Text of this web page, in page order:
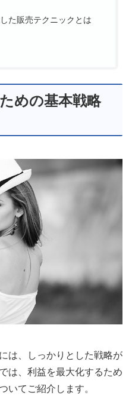
た販売テクニックとは
めの基本戦略
は、しっかりとした戦略が
は、利益を最大化するため
いてご紹介します。